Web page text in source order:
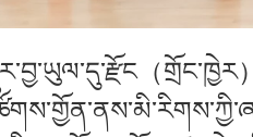
（གྲོང་ཁྱེར